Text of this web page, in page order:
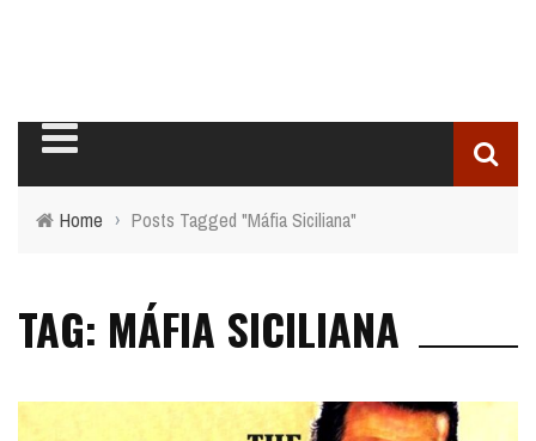
Home › Posts Tagged "Máfia Siciliana"
TAG: MÁFIA SICILIANA